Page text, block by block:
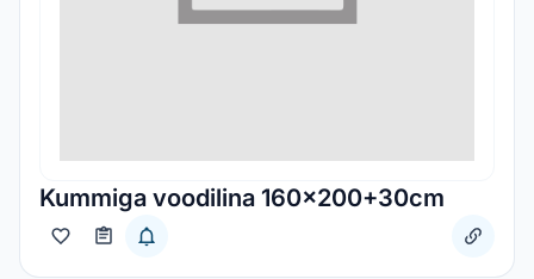
Kummiga voodilina 160x200+30cm